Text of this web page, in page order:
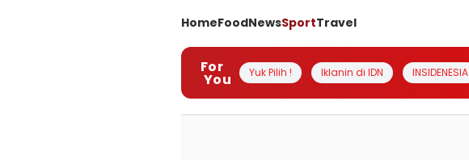
HomeFoodNewsSportTravel
For
You Yuk Pilih ! Iklanin di IDN INSIDENESIA